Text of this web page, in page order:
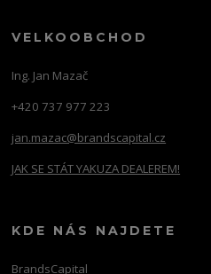
VELKOOBCHOD
Ing. Jan Mazač
+420 737 977 223
jan.mazac@brandscapital.cz
JAK SE STÁT YAKUZA DEALEREM!
KDE NÁS NAJDETE
BrandsCapital